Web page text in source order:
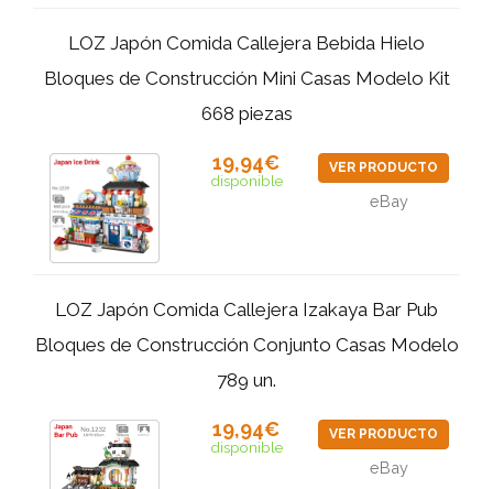
LOZ Japón Comida Callejera Bebida Hielo
Bloques de Construcción Mini Casas Modelo Kit
668 piezas
19,94€
disponible
VER PRODUCTO
eBay
LOZ Japón Comida Callejera Izakaya Bar Pub
Bloques de Construcción Conjunto Casas Modelo
789 un.
19,94€
disponible
VER PRODUCTO
eBay